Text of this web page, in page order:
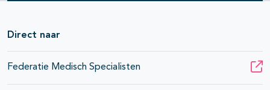
Direct naar
Federatie Medisch Specialisten